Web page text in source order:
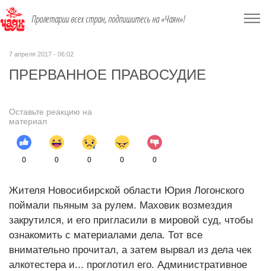
Пролетарии всех стран, подпишитесь на «Чаян»!
7 апреля 2017 - 06:02
ПРЕРВАННОЕ ПРАВОСУДИЕ
Оставьте реакцию на
материал
0 0 0 0 0
Жителя Новосибирской области Юрия Логонского
поймали пьяным за рулем. Маховик возмездия
закрутился, и его пригласили в мировой суд, чтобы
ознакомить с материалами дела. Тот все
внимательно прочитал, а затем вырвал из дела чек
алкотестера и... проглотил его. Административное